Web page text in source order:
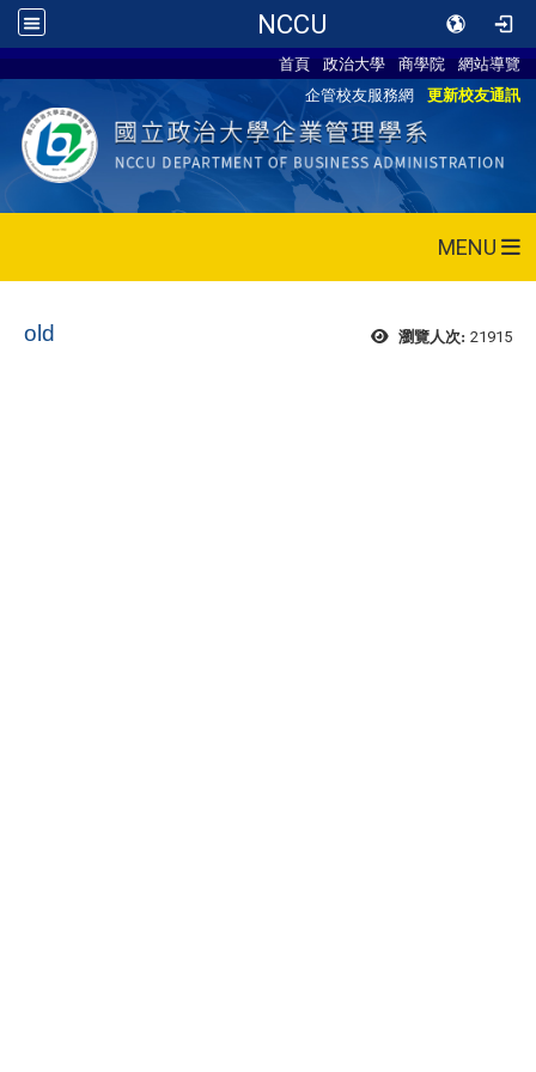
NCCU
首頁 政治大學 商學院
網站導覽
企管校友服務網
更新校友通訊
MENU
瀏覽人次: 21915
old